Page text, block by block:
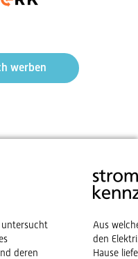
Die politische Feder